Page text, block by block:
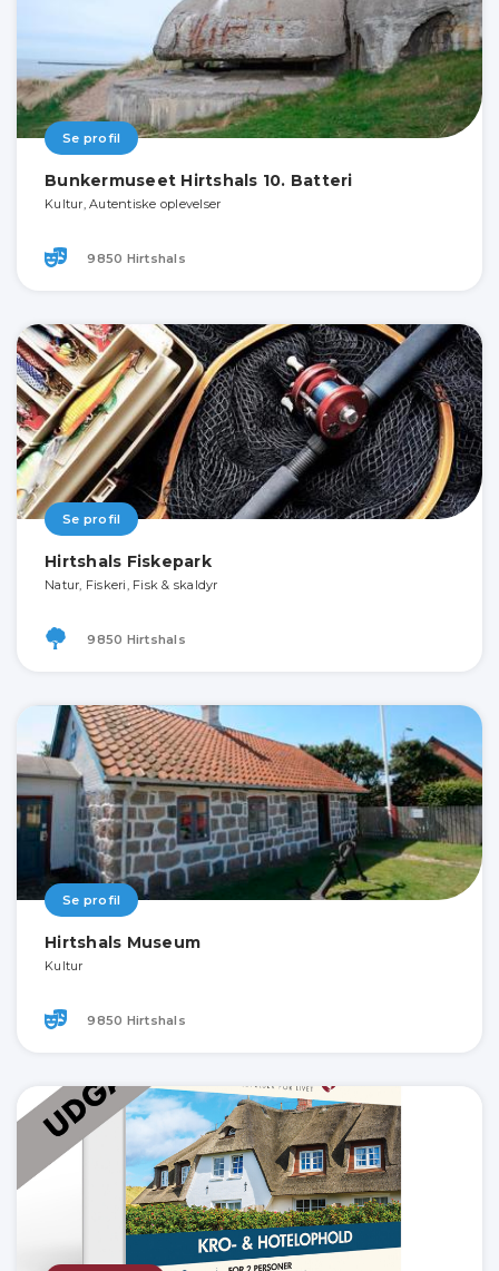
Se profil
Bunkermuseet Hirtshals 10. Batteri
Kultur, Autentiske oplevelser
9850 Hirtshals
Se profil
Hirtshals Fiskepark
Natur, Fiskeri, Fisk & skaldyr
9850 Hirtshals
Se profil
Hirtshals Museum
Kultur
9850 Hirtshals